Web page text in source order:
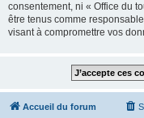
consentement, ni « Office du
être tenus comme
visant à compromettre vos
Accueil du forum